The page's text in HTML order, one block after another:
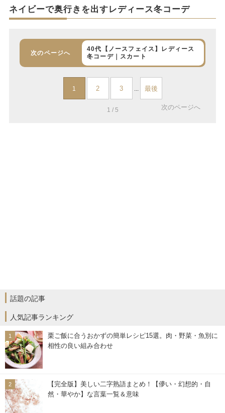
ネイビーで奥行きを出すレディース冬コーデ
次のページへ
40代【ノースフェイス】レディース
冬コーデ｜スカート
1 2 3 ... 最後
1 / 5 次のページへ
話題の記事
人気記事ランキング
栗ご飯に合うおかずの簡単レシピ15選。肉・野菜・魚別に
相性の良い組み合わせ
【完全版】美しい二字熟語まとめ！【儚い・幻想的・自
然・華やか】な言葉一覧＆意味